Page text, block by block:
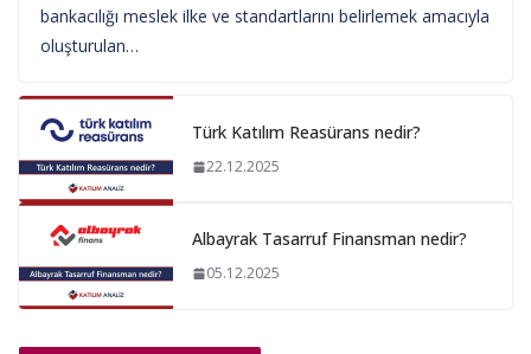
bankacılığı meslek ilke ve standartlarını belirlemek amacıyla
oluşturulan…
Türk Katılım Reasürans nedir?
22.12.2025
Albayrak Tasarruf Finansman nedir?
05.12.2025